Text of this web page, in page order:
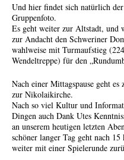
Und hier findet sich natürlich
Gruppenfoto.
Es geht weiter zur Altstadt,
zur Andacht den Schweriner
wahlweise mit Turmaufstieg
Wendeltreppe) für den
Nach einer Mittagspause geht
zur Nikolaikirche.
Nach so viel Kultur und
Dingen auch Dank Utes
an unserem heutigen letzten
schöner langer Tag geht nach
weiter mit einer Spielerunde